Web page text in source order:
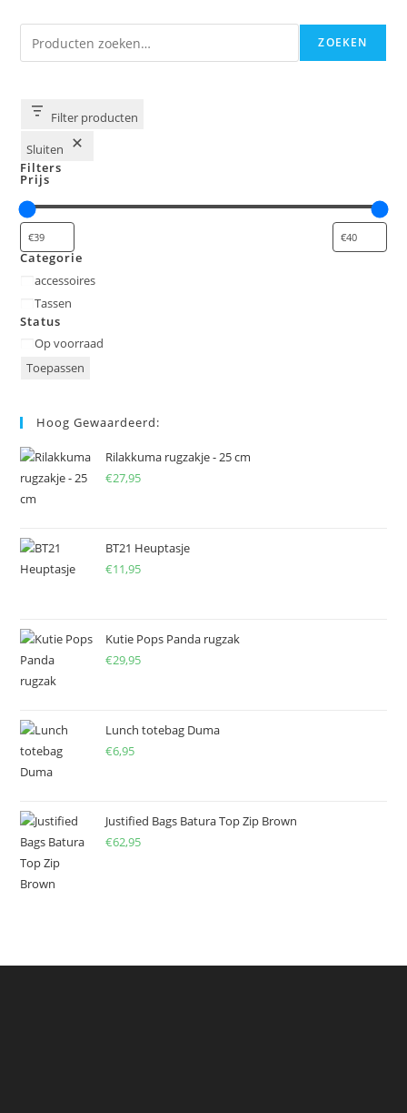
Zoeken ZOEKEN
Filter producten
Sluiten
Filters
Prijs
Categorie
Categorie
accessoires
Tassen
Status
Status
Op voorraad
Toepassen
Hoog Gewaardeerd:
Rilakkuma rugzakje - 25 cm
€27,95
BT21 Heuptasje
€11,95
Kutie Pops Panda rugzak
€29,95
Lunch totebag Duma
€6,95
Justified Bags Batura Top Zip Brown
€62,95